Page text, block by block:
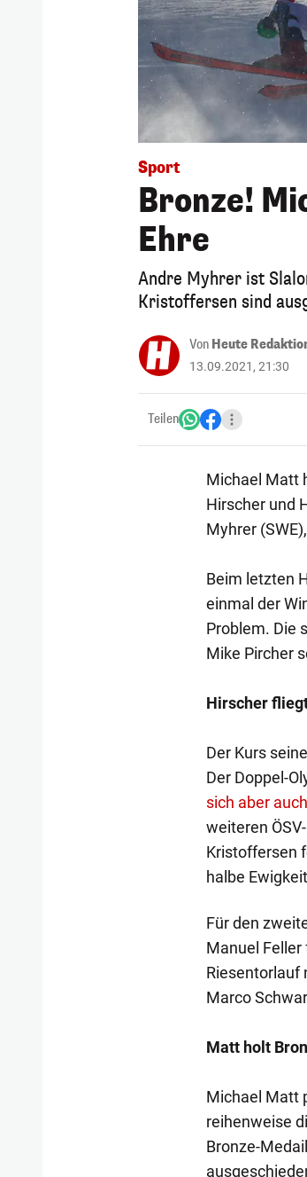
Sport
Bronze!
Ehre
Andre Myhrer ist
Kristoffersen sind
Von Heute
13.09.2021, 21:30
Teilen
Michael Matt
Hirscher und
Myhrer
Beim letzten
einmal der
Problem. Die
Mike Pircher
Hirscher
Der Kurs
Der Doppel-
sich aber
weiteren
Kristoffersen
halbe
Für den
Manuel
Riesentorlauf
Marco
Matt holt
Michael Matt
reihenweise
Bronze-